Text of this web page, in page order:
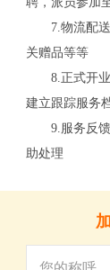
7.物流配送
关赠品等等
8.正式开业
建立跟踪服务
9.服务反馈
助处理